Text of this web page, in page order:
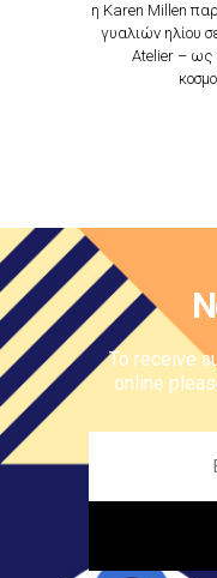
η Karen Millen
γυαλιών ηλίου
Atelier – ως
To receive
online